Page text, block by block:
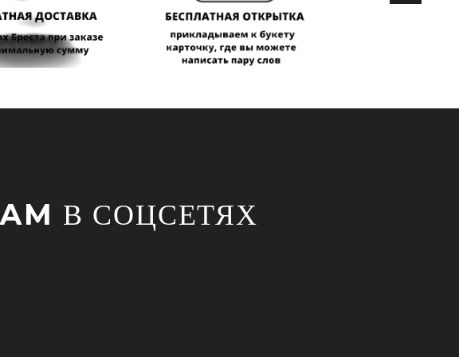
В СОЦСЕТЯХ